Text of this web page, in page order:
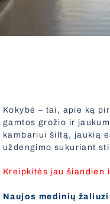
Kokybė – tai, apie ką
gamtos grožio ir
kambariui šiltą, jaukią
uždengimo sukuriant
Kreipkitės jau šiandien
Naujos medinių